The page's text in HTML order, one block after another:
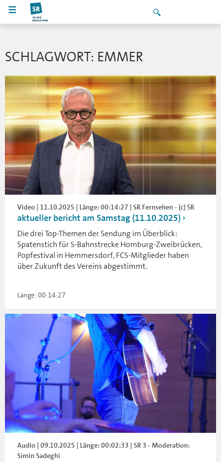
SCHLAGWORT: EMMER
Video | 11.10.2025 | Länge: 00:14:27 | SR Fernsehen - (c) SR
aktueller bericht am Samstag (11.10.2025)
Die drei Top-Themen der Sendung im Überblick:
Spatenstich für S-Bahnstrecke Homburg-Zweibrücken,
Popfestival in Hemmersdorf, FCS-Mitglieder haben
über Zukunft des Vereins abgestimmt.
Länge: 00:14:27
Audio | 09.10.2025 | Länge: 00:02:33 | SR 3 - Moderation:
Simin Sadeghi